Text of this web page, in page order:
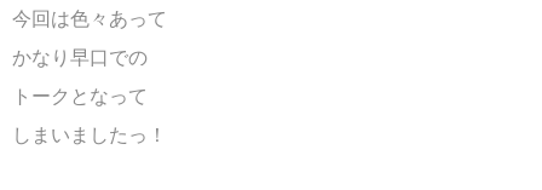
今回は色々あって
かなり早口での
トークとなって
しまいましたっ！